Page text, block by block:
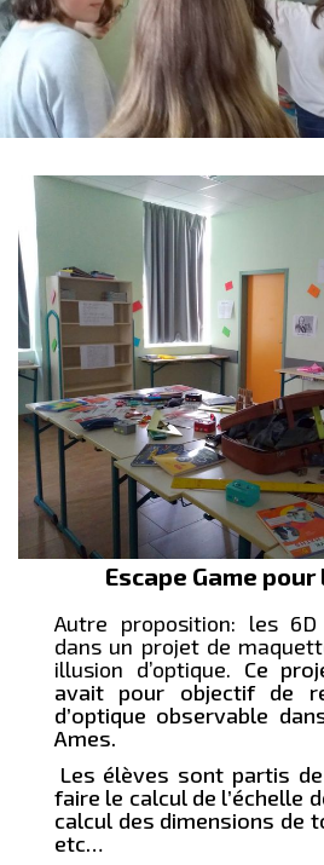
Escape Game
Autre proposition: les
dans un projet de
illusion d’optique. Ce
avait pour objectif de
d’optique observable
Ames.
Les élèves sont partis
faire le calcul de l’échelle
calcul des dimensions de
etc…